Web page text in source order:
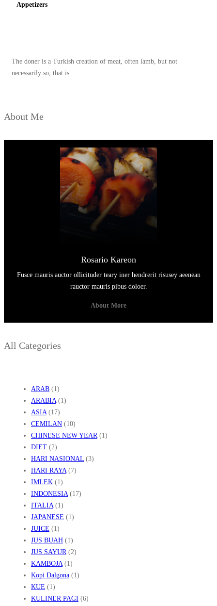
G
I
Appetizers
The doner is a Turkish creation of meat, often lamb, but not
necessarily so, that is
About Me
Rosario Kareon
Fusce mauris auctor ollicituder teary iner hendrerit risusey aeenean
rauctor mauris pibus doloer.
About More
All Categories
ARAB (1)
ARABIA(1)
ASIA(17)
CEMILAN (10)
CHINESE NEW YEAR(1)
DIET (2)
HARI NASIONAL (3)
HARI RAYA(7)
IMLEK (1)
INDONESIA(17)
ITALIA(1)
JAPANESE (1)
JUICE (1)
JUS BUAH (1)
JUS SAYUR(2)
KAMBOJA(1)
Kopi Dalgona (1)
KUE (1)
KULINER PAGI (6)